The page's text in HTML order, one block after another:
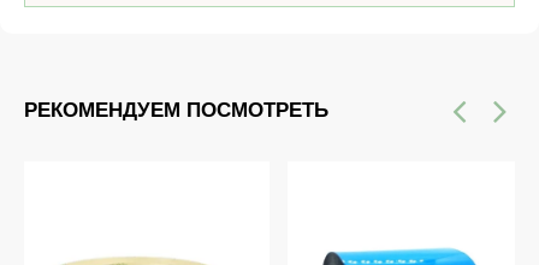
РЕКОМЕНДУЕМ ПОСМОТРЕТЬ